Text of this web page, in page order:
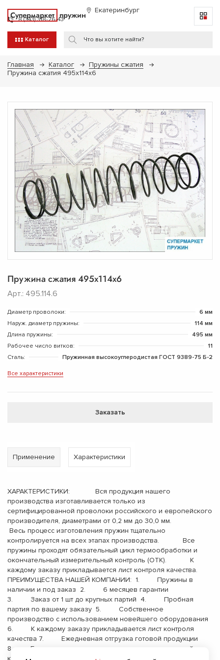
Супермаркет пружин Екатеринбург
8 (343) 318-26-43
Каталог
Главная Каталог
Пружины сжатия
Пружина сжатия 495х114х6
Пружина сжатия 495х114х6
Арт.: 495.114.6
Диаметр проволоки:
6 мм
Наруж. диаметр пружины:
114 мм
Длина пружины:
495 мм
Рабочее число витков:
11
Сталь:
Пружинная высокоуглеродистая ГОСТ 9389-75 Б-2
Все характеристики
Заказать
Применение Характеристики
ХАРАКТЕРИСТИКИ: Вся продукция нашего
производства изготавливается только из
сертифицированной проволоки российского и европейского
производителя, диаметрами от 0,2 мм до 30,0 мм.
Весь процесс изготовления пружин тщательно
контролируется на всех этапах производства. Все
пружины проходят обязательный цикл термообработки и
окончательный измерительный контроль (ОТК). К
каждому заказу прикладывается лист контроля качества.
ПРЕИМУЩЕСТВА НАШЕЙ КОМПАНИИ: 1. Пружины в
наличии и под заказ 2. 6 месяцев гарантии
3. Заказ от 1 шт до крупных партий 4. Пробная
партия по вашему заказу 5. Собственное
производство с использованием новейшего оборудования
6. К каждому заказу прикладывается лист контроля
качества 7. Ежедневная отгрузка готовой продукции
8. Бесплатная доставка до терминала транспортной
компании 9. Опыт работы с 2000 года